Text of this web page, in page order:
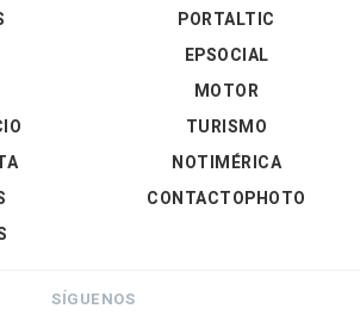
PORTALTIC
EPSOCIAL
MOTOR
TURISMO
NOTIMÉRICA
CONTACTOPHOTO
SÍGUENOS